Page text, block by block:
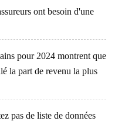
ont besoin d'une
pour 2024 montrent que
la part de revenu la plus
pas de liste de données